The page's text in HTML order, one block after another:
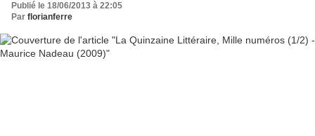
Publié le 18/06/2013 à 22:05
Par florianferre